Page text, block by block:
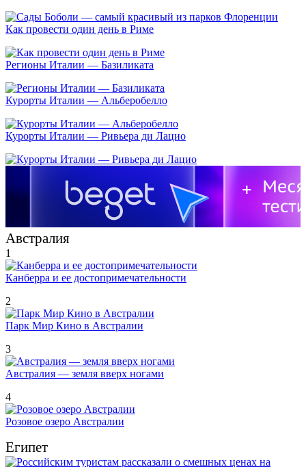
Как провести один день в Риме
Регионы Италии — Базиликата
Курорты Италии — Альберобелло
Курорты Италии — Ривьера ди Лацио
Австралия
1
Канберра и ее достопримечательности
2
Парк Мир Кино в Австралии
3
Австралия — земля вверх ногами
4
Розовое озеро Австралии
Египет